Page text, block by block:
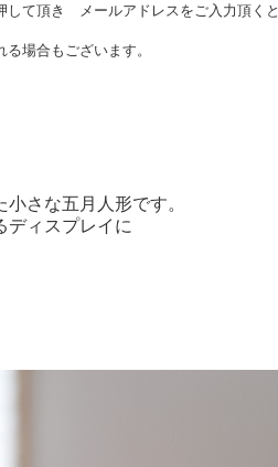
して頂き メールアドレスをご入力頂くと
場合もございます。
さな五月人形です。
ディスプレイに